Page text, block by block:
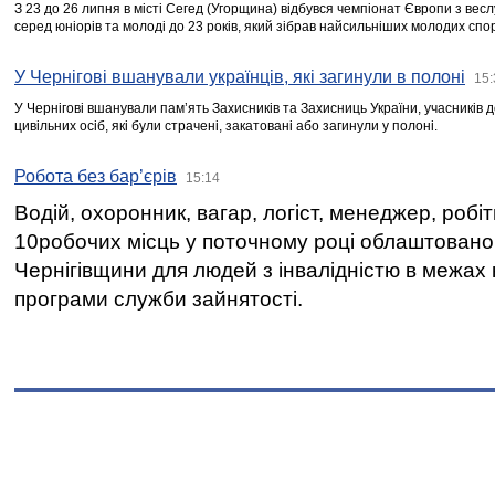
З 23 до 26 липня в місті Сегед (Угорщина) відбувся чемпіонат Європи з
серед юніорів та молоді до 23 років, який зібрав найсильніших молодих
У Чернігові вшанували українців, які загинули в полоні
У Чернігові вшанували пам’ять Захисників та Захисниць України,
цивільних осіб, які були страчені, закатовані або загинули у полоні.
Робота без бар’єрів 15:14
Водій, охоронник, вагар, логіст, менеджер,
10робочих місць у поточному році
Чернігівщини для людей з інвалідністю в межах
програми служби зайнятості.